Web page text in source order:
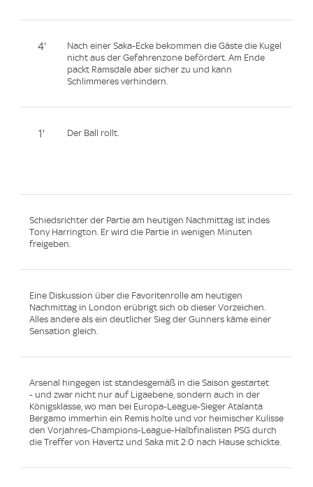
4'
Nach einer Saka-Ecke bekommen die Gäste die Kugel
nicht aus der Gefahrenzone befördert. Am Ende
packt Ramsdale aber sicher zu und kann
Schlimmeres verhindern.
1' Der Ball rollt.
Schiedsrichter der Partie am heutigen Nachmittag ist indes
Tony Harrington. Er wird die Partie in wenigen Minuten
freigeben.
Eine Diskussion über die Favoritenrolle am heutigen
Nachmittag in London erübrigt sich ob dieser Vorzeichen.
Alles andere als ein deutlicher Sieg der Gunners käme einer
Sensation gleich.
Arsenal hingegen ist standesgemäß in die Saison gestartet
- und zwar nicht nur auf Ligaebene, sondern auch in der
Königsklasse, wo man bei Europa-League-Sieger Atalanta
Bergamo immerhin ein Remis holte und vor heimischer Kulisse
den Vorjahres-Champions-League-Halbfinalisten PSG durch
die Treffer von Havertz und Saka mit 2:0 nach Hause schickte.